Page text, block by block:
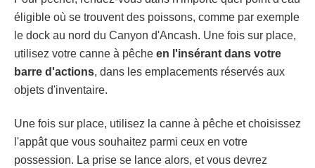
éligible où se trouvent des poissons, comme par exemple
le dock au nord du Canyon d'Ancash. Une fois sur place,
utilisez votre canne à pêche en l'insérant dans votre
barre d'actions, dans les emplacements réservés aux
objets d'inventaire.
Une fois sur place, utilisez la canne à pêche et choisissez
l'appât que vous souhaitez parmi ceux en votre
possession. La prise se lance alors, et vous devrez